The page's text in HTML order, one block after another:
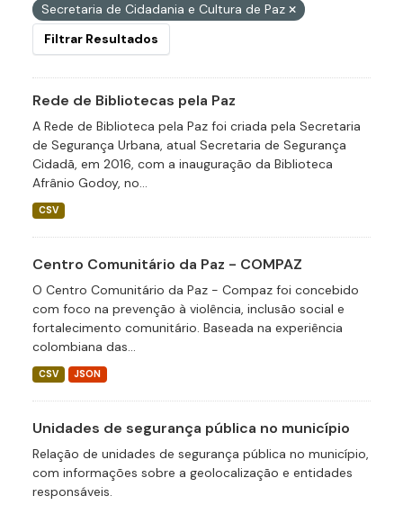
Secretaria de Cidadania e Cultura de Paz
Filtrar Resultados
Rede de Bibliotecas pela Paz
A Rede de Biblioteca pela Paz foi criada pela Secretaria
de Segurança Urbana, atual Secretaria de Segurança
Cidadã, em 2016, com a inauguração da Biblioteca
Afrânio Godoy, no...
CSV
Centro Comunitário da Paz - COMPAZ
O Centro Comunitário da Paz - Compaz foi concebido
com foco na prevenção à violência, inclusão social e
fortalecimento comunitário. Baseada na experiência
colombiana das...
CSV JSON
Unidades de segurança pública no município
Relação de unidades de segurança pública no município,
com informações sobre a geolocalização e entidades
responsáveis.